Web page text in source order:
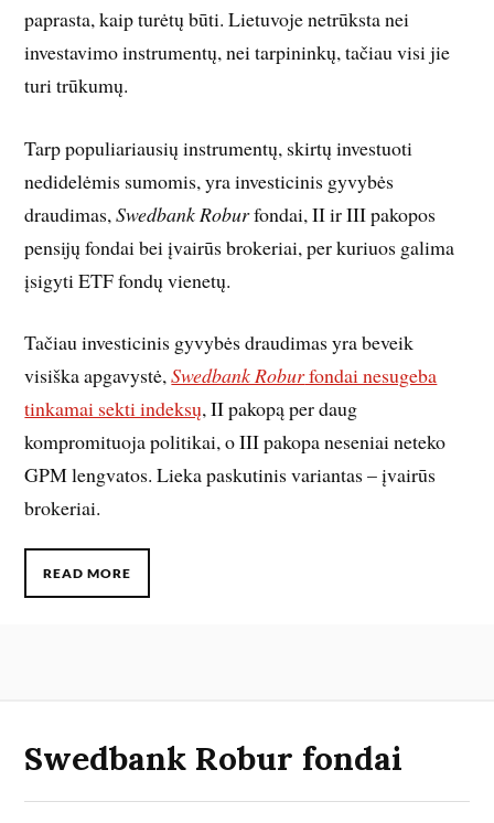
paprasta, kaip turėtų būti. Lietuvoje netrūksta nei
investavimo instrumentų, nei tarpininkų, tačiau visi jie
turi trūkumų.
Tarp populiariausių instrumentų, skirtų investuoti
nedidelėmis sumomis, yra investicinis gyvybės
draudimas,Swedbank Roburfondai, II ir III pakopos
pensijų fondai bei įvairūs brokeriai, per kuriuos galima
įsigyti ETF fondų vienetų.
Tačiau investicinis gyvybės draudimas yra beveik
visiška apgavystė,Swedbank Roburfondai nesugeba
tinkamai sekti indeksų, II pakopą per daug
kompromituoja politikai, o III pakopa neseniai neteko
GPM lengvatos. Lieka paskutinis variantas – įvairūs
brokeriai.
READ MORE
Swedbank Robur fondai